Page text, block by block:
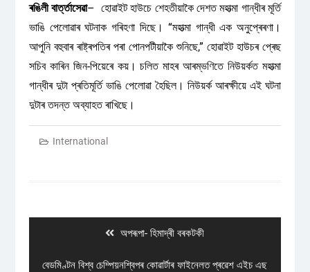
ৰঙিলী বাৰ্ত্তাসেৱা– হোৱাইট হাউচে শেহতীয়াকৈ দেশত মহাত্মা গান্ধীৰ মূৰ্তি
ভাঙি পেলোৱাৰ ঘটনাক গৰিহণা দিছে। “মহাত্মা গান্ধী এক অনুপ্ৰেৰণা।
আপুনি বহুবাৰ ৰাষ্ট্ৰপতিৰ পৰা পোনপটীয়াকৈ শুনিছে,” হোৱাইট হাউচৰ প্ৰেছ
সচিব কাৰিন জিন-পিয়েৰে কয়। চলিত মাহৰ আৰম্ভণিতে নিউয়ৰ্কত মহাত্মা
গান্ধীৰ দুটা প্ৰতিমূৰ্তি ভাঙি পেলোৱা হৈছিল। নিউয়ৰ্ক আৰক্ষীয়ে এই ঘটনা
দুটাৰ তদন্ত অব্যাহত ৰাখিছে।
International
Previous
অপৰূপা- হিমাদ্ৰী বৰকটকী
Next
বেডমিণ্টন বিশ্ব চেম্পিয়নশ্বিপৰ কোৱাৰ্টাৰ ফাইনেলত প্ৰৱেশ এইচ এছ